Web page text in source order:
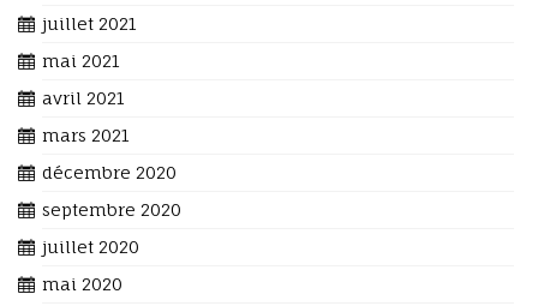
juillet 2021
mai 2021
avril 2021
mars 2021
décembre 2020
septembre 2020
juillet 2020
mai 2020